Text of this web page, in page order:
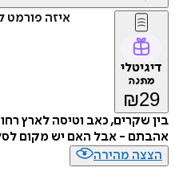
איזה פורמט
דיגיטלי
מתנה
₪29
בין שקרים, כאב וטיסה לארץ
אהבתם - אבל האם יש מקום
הצצה מהירה